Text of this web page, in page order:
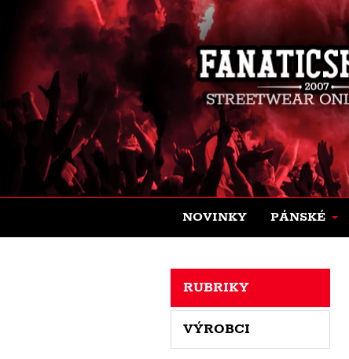
NOVINKY PÁNSKÉ
RUBRIKY
VÝROBCI